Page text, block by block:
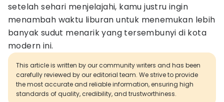
setelah sehari menjelajahi, kamu justru ingin
menambah waktu liburan untuk menemukan lebih
banyak sudut menarik yang tersembunyi di kota
modern ini.
This article is written by our community writers and has been
carefully reviewed by our editorial team. We strive to provide
the most accurate and reliable information, ensuring high
standards of quality, credibility, and trustworthiness.